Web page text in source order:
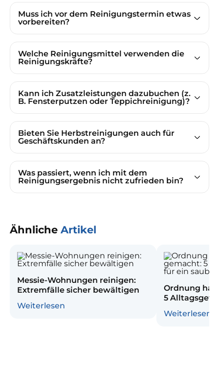
Muss ich vor dem Reinigungstermin etwas
vorbereiten?
Welche Reinigungsmittel verwenden die
Reinigungskräfte?
Kann ich Zusatzleistungen dazubuchen (z.
B. Fensterputzen oder Teppichreinigung)?
Bieten Sie Herbstreinigungen auch für
Geschäftskunden an?
Was passiert, wenn ich mit dem
Reinigungsergebnis nicht zufrieden bin?
Ähnliche Artikel
Messie-Wohnungen reinigen:
Extremfälle sicher bewältigen
Weiterlesen
Ordnung
5
Weiterlesen